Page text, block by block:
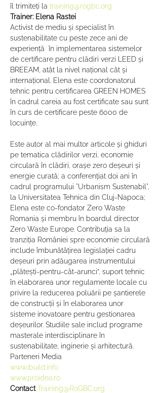
îl trimiteți la training@rogbc.org
Trainer: Elena Rastei
Activist de mediu și specialist în
sustenabilitate cu peste zece ani de
experienţă  în implementarea sistemelor
de certificare pentru clădiri verzi LEED și
BREEAM, atât la nivel naţional cât şi
internaţional. Elena este coordonatorul
tehnic pentru certificarea GREEN HOMES
în cadrul careia au fost certificate sau sunt
în curs de certificare peste 6000 de
locuințe.
Este autor al mai multor articole și ghiduri
pe tematica clădirilor verzi, economie
circulară în clădiri, orașe zero deșeuri și
energie curată; a conferențiat doi ani în
cadrul programului "Urbanism Sustenabil",
la Universitatea Tehnica din Cluj-Napoca;
Elena este co-fondator Zero Waste
Romania și membru în boardul director
Zero Waste Europe. Contribuția sa la
tranziția României spre economie circulară
include îmbunătățirea legislației cadru
deșeuri prin adăugarea instrumentului
„plătești-pentru-cât-arunci”, suport tehnic
în elaborarea unor regulamente locale cu
privire la reducerea poluării pe șantierele
de construcții și în elaborarea unor
sisteme inovatoare pentru gestionarea
deșeurilor. Studiile sale includ programe
masterale interdisciplinare în
sustenabilitate, inginerie și arhitectură.
Parteneri Media
www.ibuild.info
www.proidea.ro
Contact Training@RoGBC.org